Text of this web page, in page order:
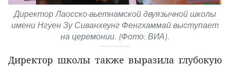
Директор Лаосско-вьетнамской двуязычной школы
имени Нгуен Зу Сиванхеунг Фенгхаммай выступает
на церемонии. (Фото: ВИА).
Директор школы также выразила глубокую